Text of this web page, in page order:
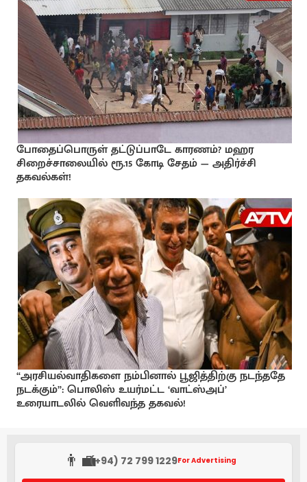
போதைப்பொருள் தட்டுப்பாடே காரணம்? மஹர
சிறைச்சாலையில் ரூ.15 கோடி சேதம் — அதிர்ச்சி
தகவல்கள்!
“அரசியல்வாதிகளை நம்பினால் பூஜித்திற்கு நடந்ததே
நடக்கும்”: பொலிஸ் உயர்மட்ட ‘வாட்ஸ்அப்’
உரையாடலில் வெளிவந்த தகவல்!
👨‍💼(+94) 72 799 1229For Advertising